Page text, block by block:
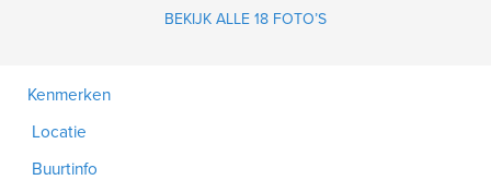
BEKIJK ALLE 18 FOTO’S
Kenmerken
Locatie
Buurtinfo